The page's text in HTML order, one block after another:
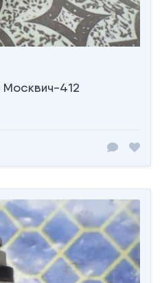
Москвич-412